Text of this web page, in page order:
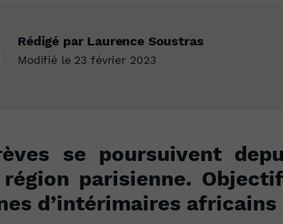
Rédigé par Laurence Soustras
Modifié le 23 février 2023
se poursuivent
parisienne.
d’intérimaires africains